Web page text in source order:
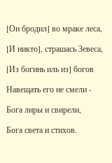
[Он бродил] во мраке леса,
[И никто], страшась Зевеса,
[Из богинь иль из] богов
Навещать его не смели -
Бога лиры и свирели,
Бога света и стихов.